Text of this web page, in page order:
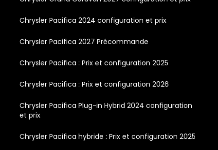
Chrysler Pacifica 2024 configuration et prix
Chrysler Pacifica 2027 Précommande
Chrysler Pacifica : Prix et configuration 2025
Chrysler Pacifica : Prix et configuration 2026
Chrysler Pacifica Plug-in Hybrid 2024 configuration
et prix
Chrysler Pacifica hybride : Prix et configuration 2025